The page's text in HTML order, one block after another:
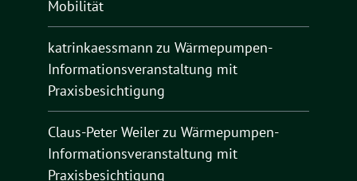
Mobilität
katrinkaessmann zu Wärmepumpen-
Informationsveranstaltung mit
Praxisbesichtigung
Claus-Peter Weilerzu Wärmepumpen-
Informationsveranstaltung mit
Praxisbesichtigung